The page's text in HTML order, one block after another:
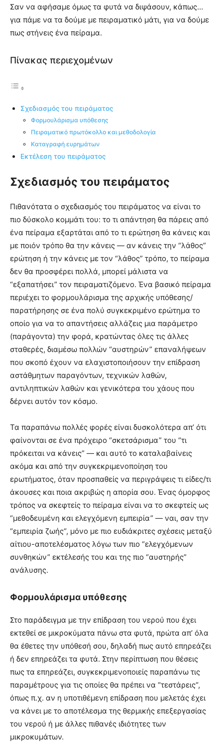
Σαν να αφήσαμε όμως τα φυτά να διψάσουν, κάπως…
για πάμε να τα δούμε με πειραματικό μάτι, για να δούμε
πως στήνεις ένα πείραμα.
Πίνακας περιεχομένων
Σχεδιασμός του πειράματος
Φορμουλάρισμα υπόθεσης
Πειραματικό πρωτόκολλο και μεθοδολογία
Καταγραφή ευρημάτων
Εκτέλεση του πειράματος
Σχεδιασμός του πειράματος
Πιθανότατα ο σχεδιασμός του πειράματος να είναι το
πιο δύσκολο κομμάτι του: το τι απάντηση θα πάρεις από
ένα πείραμα εξαρτάται από το τι ερώτηση θα κάνεις και
με ποιόν τρόπο θα την κάνεις — αν κάνεις την “λάθος”
ερώτηση ή την κάνεις με τον “λάθος” τρόπο, το πείραμα
δεν θα προσφέρει πολλά, μπορεί μάλιστα να
“εξαπατήσει” τον πειραματιζόμενο. Ένα βασικό πείραμα
περιέχει το φορμουλάρισμα της αρχικής υπόθεσης/
παρατήρησης σε ένα πολύ συγκεκριμένο ερώτημα το
οποίο για να το απαντήσεις αλλάζεις μια παράμετρο
(παράγοντα) την φορά, κρατώντας όλες τις άλλες
σταθερές, διαμέσω πολλών “αυστηρών” επαναλήψεων
που σκοπό έχουν να ελαχιστοποιήσουν την επίδραση
αστάθμητων παραγόντων, τεχνικών λαθών,
αντιληπτικών λαθών και γενικότερα του χάους που
δέρνει αυτόν τον κόσμο.
Τα παραπάνω πολλές φορές είναι δυσκολότερα απ’ ότι
φαίνονται σε ένα πρόχειρο “σκετσάρισμα” του “τι
πρόκειται να κάνεις” — και αυτό το καταλαβαίνεις
ακόμα και από την συγκεκριμενοποίηση του
ερωτήματος, όταν προσπαθείς να περιγράψεις τι είδες/τι
άκουσες και ποια ακριβώς η απορία σου. Ένας όμορφος
τρόπος να σκεφτείς το πείραμα είναι να το σκεφτείς ως
“μεθοδευμένη και ελεγχόμενη εμπειρία” — ναι, σαν την
“εμπειρία ζωής“, μόνο με πιο ευδιάκριτες σχέσεις μεταξύ
αίτιου-αποτελέσματος λόγω των πιο “ελεγχόμενων
συνθηκών” εκτέλεσής του και της πιο “αυστηρής”
ανάλυσης.
Φορμουλάρισμα υπόθεσης
Στο παράδειγμα με την επίδραση του νερού που έχει
εκτεθεί σε μικροκύματα πάνω στα φυτά, πρώτα απ’ όλα
θα έθετες την υπόθεσή σου, δηλαδή πως αυτό επηρεάζει
ή δεν επηρεάζει τα φυτά. Στην περίπτωση που θέσεις
πως τα επηρεάζει, συγκεκριμενοποιείς παραπάνω τις
παραμέτρους για τις οποίες θα πρέπει να “τεστάρεις“,
όπως π.χ. αν η υποτιθέμενη επίδραση που μελετάς έχει
να κάνει με το αποτέλεσμα της θερμικής επεξεργασίας
του νερού ή με άλλες πιθανές ιδιότητες των
μικροκυμάτων.